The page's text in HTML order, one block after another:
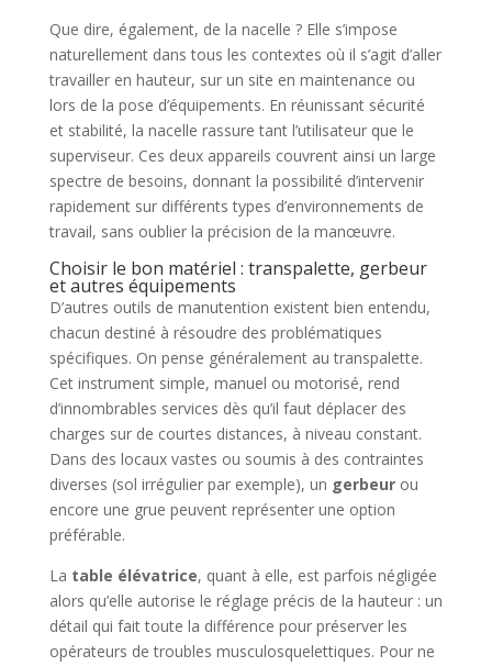
Que dire, également, de la nacelle ? Elle s’impose
naturellement dans tous les contextes où il s’agit d’aller
travailler en hauteur, sur un site en maintenance ou
lors de la pose d’équipements. En réunissant sécurité
et stabilité, la nacelle rassure tant l’utilisateur que le
superviseur. Ces deux appareils couvrent ainsi un large
spectre de besoins, donnant la possibilité d’intervenir
rapidement sur différents types d’environnements de
travail, sans oublier la précision de la manœuvre.
Choisir le bon matériel : transpalette, gerbeur
et autres équipements
D’autres outils de manutention existent bien entendu,
chacun destiné à résoudre des problématiques
spécifiques. On pense généralement au transpalette.
Cet instrument simple, manuel ou motorisé, rend
d’innombrables services dès qu’il faut déplacer des
charges sur de courtes distances, à niveau constant.
Dans des locaux vastes ou soumis à des contraintes
diverses (sol irrégulier par exemple), un gerbeurou
encore une grue peuvent représenter une option
préférable.
La table élévatrice, quant à elle, est parfois négligée
alors qu’elle autorise le réglage précis de la hauteur : un
détail qui fait toute la différence pour préserver les
opérateurs de troubles musculosquelettiques. Pour ne